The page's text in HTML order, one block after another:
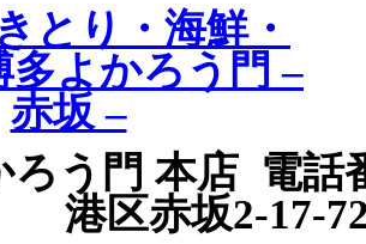
ろう門 本店 電話
港区赤坂2-17-